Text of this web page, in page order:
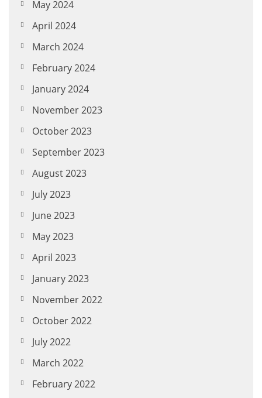
May 2024
April 2024
March 2024
February 2024
January 2024
November 2023
October 2023
September 2023
August 2023
July 2023
June 2023
May 2023
April 2023
January 2023
November 2022
October 2022
July 2022
March 2022
February 2022